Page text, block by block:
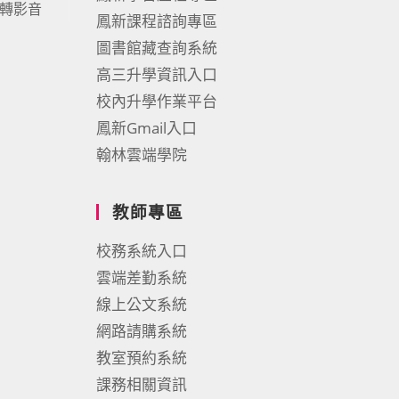
影音
鳳新課程諮詢專區
圖書館藏查詢系統
高三升學資訊入口
校內升學作業平台
鳳新Gmail入口
翰林雲端學院
教師專區
校務系統入口
雲端差勤系統
線上公文系統
網路請購系統
教室預約系統
課務相關資訊